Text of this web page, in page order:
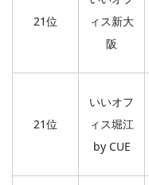
21位
ィス新大
阪
21位
いいオフ
ィス堀江
by CUE